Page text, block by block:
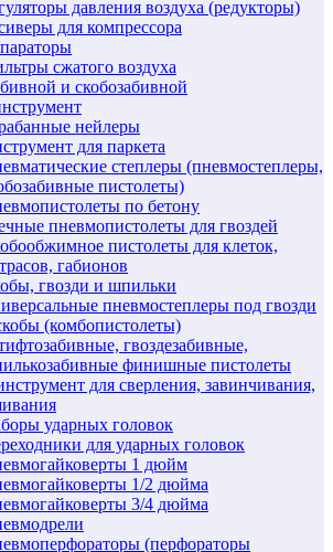
давления воздуха (редукторы)
для компрессора
сжатого воздуха
и скобозабивной
нейлеры
для паркета
степлеры (пневмостеплеры,
пистолеты)
по бетону
пневмопистолеты для гвоздей
пистолеты для клеток,
габионов
гвозди и шпильки
пневмостеплеры под гвозди
(комбопистолеты)
гвоздезабивные,
финишные пистолеты
для сверления, завинчивания,
ударных головок
для ударных головок
1 дюйм
1/2 дюйма
3/4 дюйма
(перфораторы